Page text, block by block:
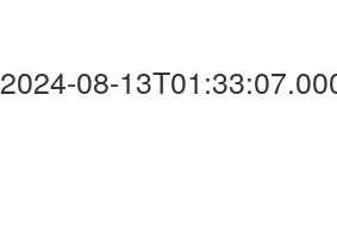
2024-08-